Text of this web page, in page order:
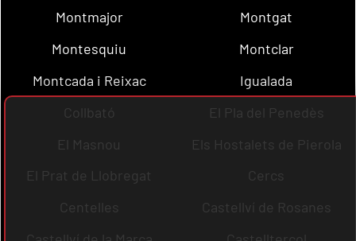
Montmajor
Montgat
Montesquiu
Montclar
Montcada i Reixac
Igualada
Collbató
El Pla del Penedès
El Masnou
Els Hostalets de Pierola
El Prat de Llobregat
Cercs
Centelles
Castellví de Rosanes